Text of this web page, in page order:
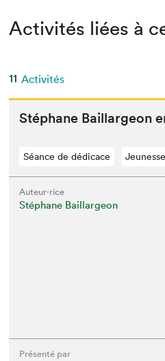
Activités liées à
11 Activités
Stéphane Bail­largeon
Séance de dédicace Jeunesse
Auteur·rice
Stéphane Baillargeon
Présenté par